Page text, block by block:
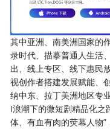
其中亚洲、南美洲国家的
录时代、描摹普通人生活
出、线上专区、线下惠民
视创作者搭建发展赋能、
纳中东、拉丁美洲地区专
I浪潮下的微短剧精品化之
体、有血有肉的荧幕人物